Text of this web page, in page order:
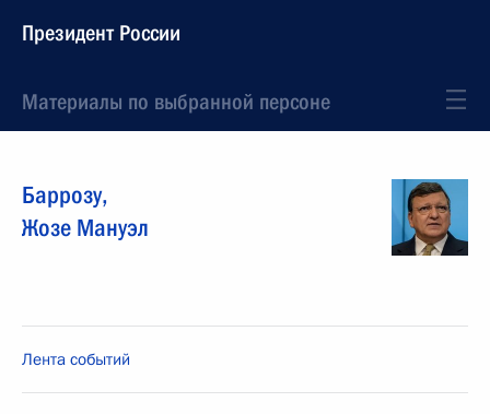
Президент России
Материалы по выбранной персоне
Баррозу,
Жозе Мануэл
Лента событий